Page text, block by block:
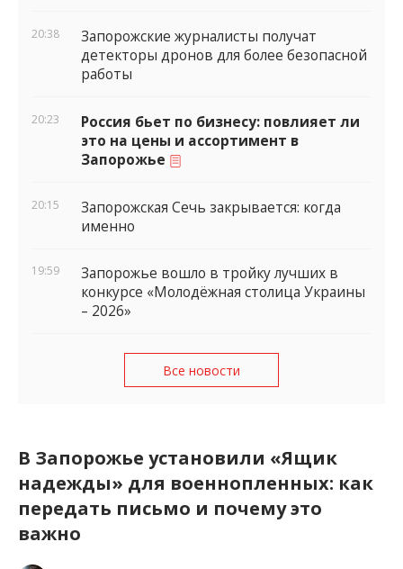
20:38
Запорожские журналисты получат
детекторы дронов для более безопасной
работы
20:23
Россия бьет по бизнесу: повлияет ли
это на цены и ассортимент в
Запорожье
20:15
Запорожская Сечь закрывается: когда
именно
19:59
Запорожье вошло в тройку лучших в
конкурсе «Молодёжная столица Украины
– 2026»
Все новости
В Запорожье установили «Ящик
надежды» для военнопленных: как
передать письмо и почему это
важно